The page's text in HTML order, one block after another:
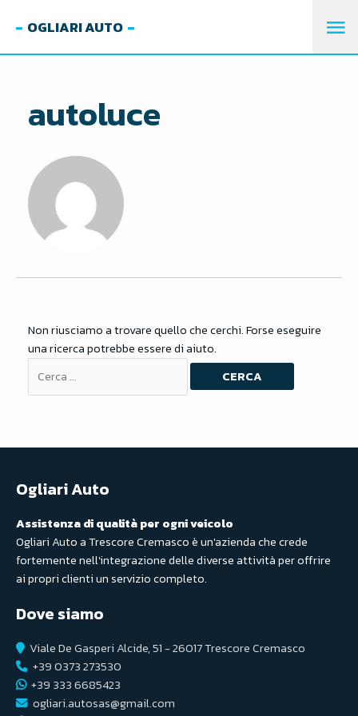
OGLIARI AUTO
autoluce
Non riusciamo a trovare quello che cerchi. Forse eseguire
una ricerca potrebbe essere di aiuto.
Ogliari Auto
Assistenza di qualità per ogni veicolo
Ogliari Auto a Trescore Cremasco è un'azienda che crede
fortemente nell'integrazione delle diverse attività per offrire
ai propri clienti un servizio completo.
Dove siamo
Viale De Gasperi Alcide, 51 - 26017 Trescore Cremasco
+39 0373 273530
+39 333 6685423
ogliari.autosas@gmail.com